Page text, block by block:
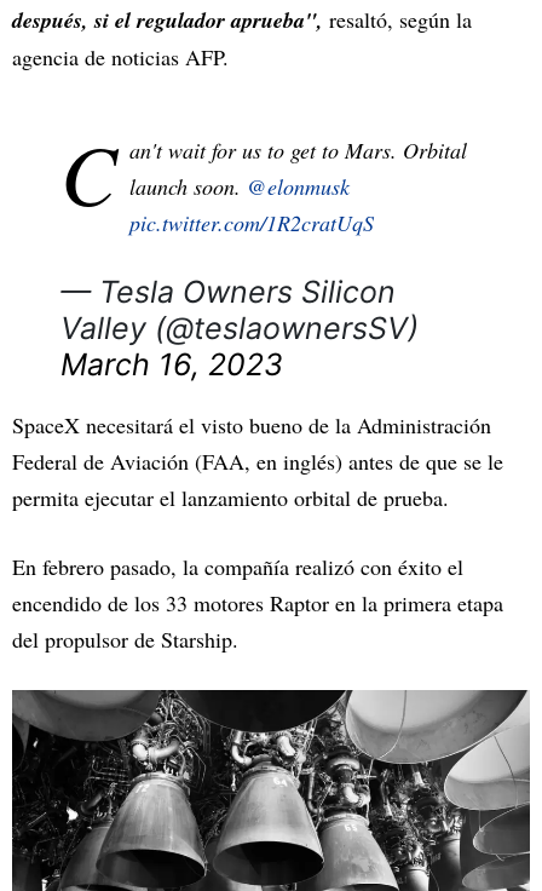
después, si el regulador aprueba", resaltó, según la
agencia de noticias AFP.
C an't wait for us to get to Mars. Orbital
launch soon. @elonmusk
pic.twitter.com/1R2cratUqS
— Tesla Owners Silicon
Valley (@teslaownersSV)
March 16, 2023
SpaceX necesitará el visto bueno de la Administración
Federal de Aviación (FAA, en inglés) antes de que se le
permita ejecutar el lanzamiento orbital de prueba.
En febrero pasado, la compañía realizó con éxito el
encendido de los 33 motores Raptor en la primera etapa
del propulsor de Starship.